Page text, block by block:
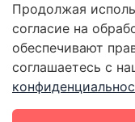
Магазин мир
Продолжая
согласие на
обеспечивают
соглашаетесь с